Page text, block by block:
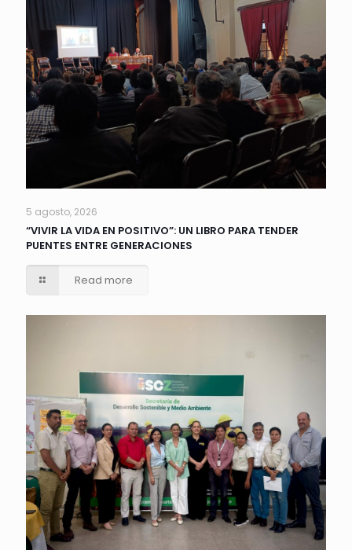
5 agosto, 2026
“VIVIR LA VIDA EN POSITIVO”: UN LIBRO PARA TENDER
PUENTES ENTRE GENERACIONES
Read more